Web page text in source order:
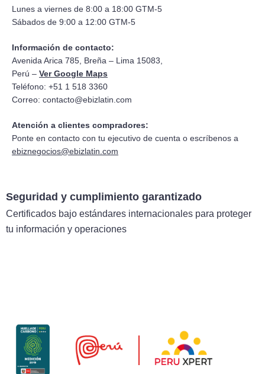
Lunes a viernes de 8:00 a 18:00 GTM-5
Sábados de 9:00 a 12:00 GTM-5
Información de contacto:
Avenida Arica 785, Breña – Lima 15083,
Perú – Ver Google Maps
Teléfono: +51 1 518 3360
Correo: contacto@ebizlatin.com
Atención a clientes compradores:
Ponte en contacto con tu ejecutivo de cuenta o escríbenos a
ebiznegocios@ebizlatin.com
Seguridad y cumplimiento garantizado
Certificados bajo estándares internacionales para proteger
tu información y operaciones